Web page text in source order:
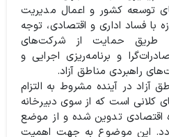
توسعه کشور و اعمال مدیریت
با فساد اداری و اقتصادی، توجه
طریق حمایت از شرکت‌های
و برنامه‌ریزی اجرایی و
راهبردی مناطق آزاد.
آزاد در آینده مشروط به التزام
کلانی است که از سوی دبیرخانه
اقتصادی تدوین شده و از موضع
این موضوع به جهت اهمیت